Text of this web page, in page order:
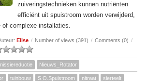
zuiveringstechnieken kunnen nutriënten
efficiënt uit spuistroom worden verwijderd,
of complexe installaties.
Elise / Number of views (391) / Comments (0) /
Nieuws_Rotator
tuinbouw S.O.Spuistroom nitraat sierteelt